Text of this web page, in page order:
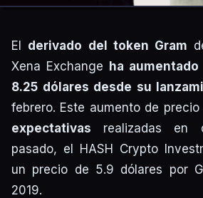
El derivado del token Gram
Xena Exchange ha
8.25 dólares desde su
febrero. Este aumento de
expectativas realizadas en
pasado, el HASH Crypto
un precio de 5.9 dólares por
2019.